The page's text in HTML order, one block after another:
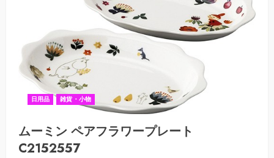
日用品 雑貨・小物
ムーミン ペアフラワープレート
C2152557